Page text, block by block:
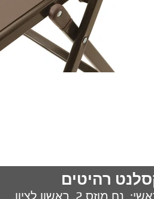
רהיטים
נח מוזס 2, ראשון לציון.